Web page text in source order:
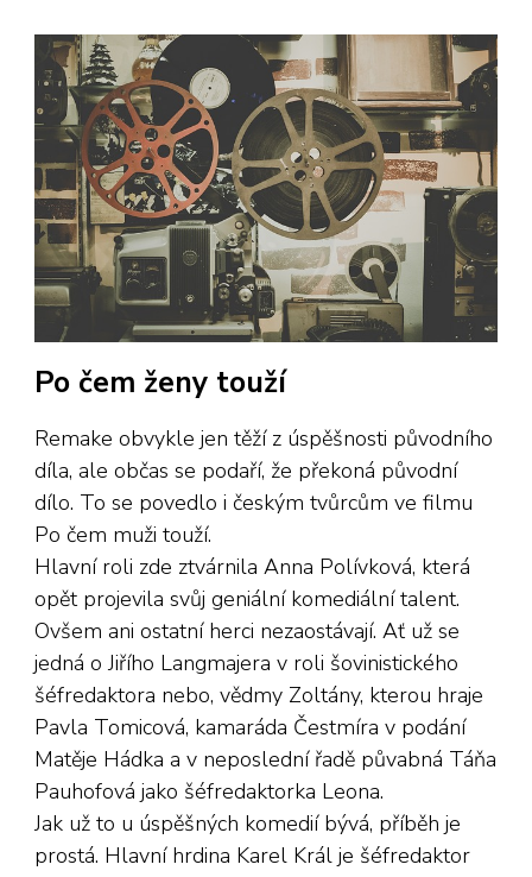
Po čem ženy touží
Remake obvykle jen těží z úspěšnosti původního
díla, ale občas se podaří, že překoná původní
dílo. To se povedlo i českým tvůrcům ve filmu
Po čem muži touží.
Hlavní roli zde ztvárnila Anna Polívková, která
opět projevila svůj geniální komediální talent.
Ovšem ani ostatní herci nezaostávají. Ať už se
jedná o Jiřího Langmajera v roli šovinistického
šéfredaktora nebo, vědmy Zoltány, kterou hraje
Pavla Tomicová, kamaráda Čestmíra v podání
Matěje Hádka a v neposlední řadě půvabná Táňa
Pauhofová jako šéfredaktorka Leona.
Jak už to u úspěšných komedií bývá, příběh je
prostá. Hlavní hrdina Karel Král je šéfredaktor